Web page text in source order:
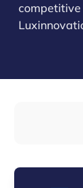
competitive